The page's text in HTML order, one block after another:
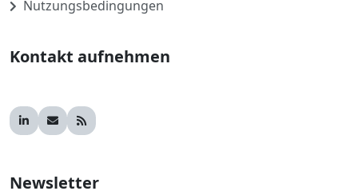
Nutzungsbedingungen
Kontakt aufnehmen
Newsletter